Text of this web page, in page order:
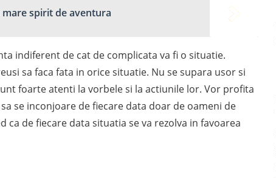
mare spirit de aventura
indiferent de cat de complicata va fi o situatie.
sa faca fata in orice situatie. Nu se supara usor si
foarte atenti la vorbele si la actiunile lor. Vor profita
se inconjoare de fiecare data doar de oameni de
de fiecare data situatia se va rezolva in favoarea